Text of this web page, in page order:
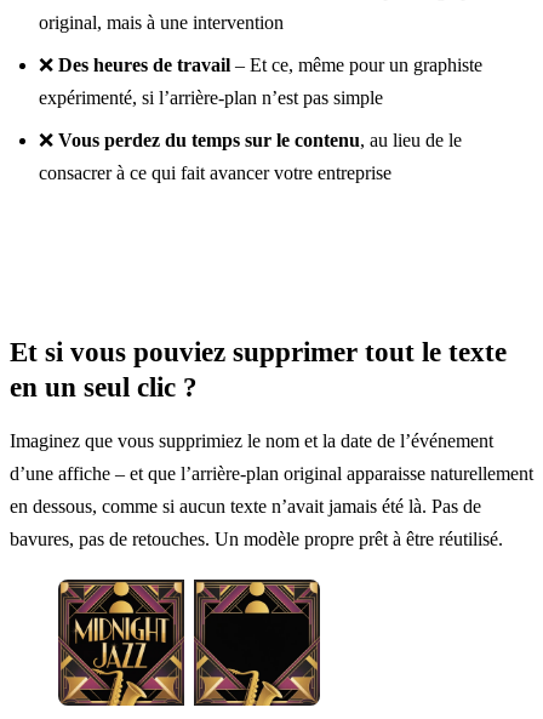
original, mais à une intervention
❌ Des heures de travail – Et ce, même pour un graphiste
expérimenté, si l’arrière-plan n’est pas simple
❌ Vous perdez du temps sur le contenu, au lieu de le
consacrer à ce qui fait avancer votre entreprise
Et si vous pouviez supprimer tout le texte
en un seul clic ?
Imaginez que vous supprimiez le nom et la date de l’événement
d’une affiche – et que l’arrière-plan original apparaisse naturellement
en dessous, comme si aucun texte n’avait jamais été là. Pas de
bavures, pas de retouches. Un modèle propre prêt à être réutilisé.